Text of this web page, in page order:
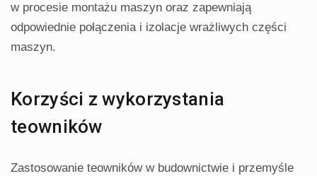
w procesie montażu maszyn oraz zapewniają
odpowiednie połączenia i izolacje wrażliwych części
maszyn.
Korzyści z wykorzystania
teowników
Zastosowanie teowników w budownictwie i przemyśle